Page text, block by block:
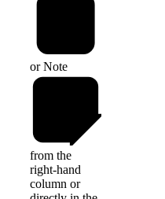
orNote
from the
right-hand
column or